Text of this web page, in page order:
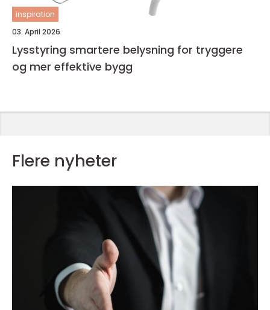
inspiration
03. April 2026
Lysstyring smartere belysning for tryggere
og mer effektive bygg
Flere nyheter